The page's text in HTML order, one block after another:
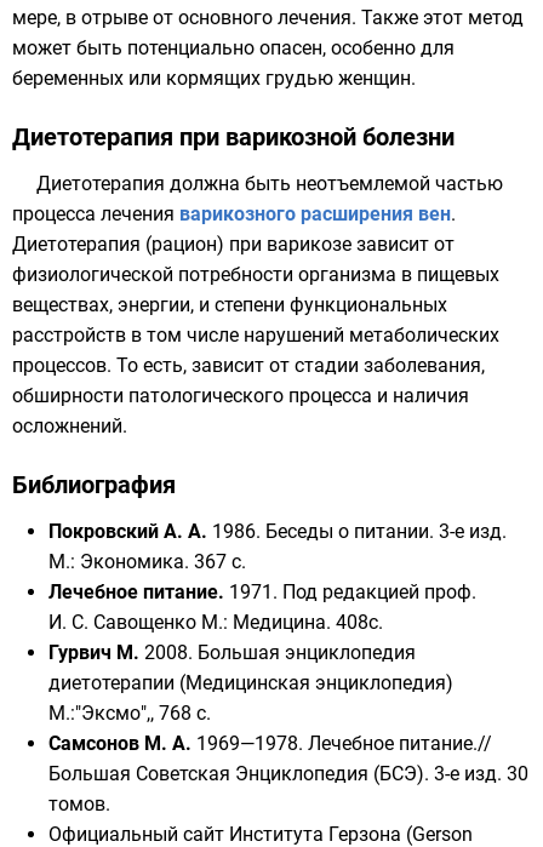
мере, в отрыве от основного лечения. Также этот метод
может быть потенциально опасен, особенно для
беременных или кормящих грудью женщин.
Диетотерапия при варикозной болезни
Диетотерапия должна быть неотъемлемой частью
процесса лечения варикозного расширения вен.
Диетотерапия (рацион) при варикозе зависит от
физиологической потребности организма в пищевых
веществах, энергии, и степени функциональных
расстройств в том числе нарушений метаболических
процессов. То есть, зависит от стадии заболевания,
обширности патологического процесса и наличия
осложнений.
Библиография
Покровский А. А. 1986. Беседы о питании. 3-е изд.
М.: Экономика. 367 с.
Лечебное питание. 1971. Под редакцией проф.
И. С. Савощенко М.: Медицина. 408с.
Гурвич М. 2008. Большая энциклопедия
диетотерапии (Медицинская энциклопедия)
М.:"Эксмо",, 768 c.
Самсонов М. А. 1969—1978. Лечебное питание.//
Большая Советская Энциклопедия (БСЭ). 3-е изд. 30
томов.
Официальный сайт Института Герзона (Gerson